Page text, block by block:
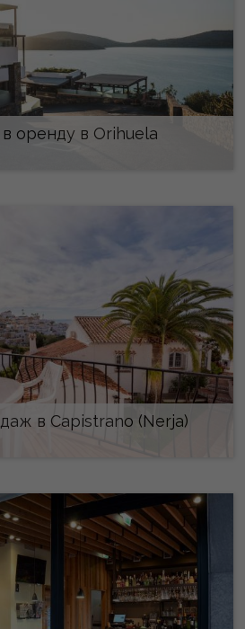
оренду в Orihuela
в Capistrano (Nerja)